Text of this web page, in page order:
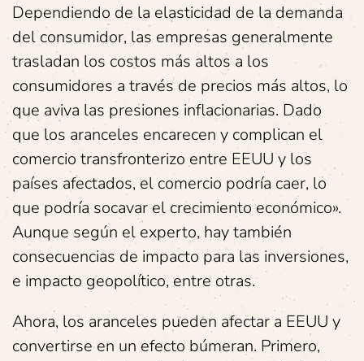
Dependiendo de la elasticidad de la demanda
del consumidor, las empresas generalmente
trasladan los costos más altos a los
consumidores a través de precios más altos, lo
que aviva las presiones inflacionarias. Dado
que los aranceles encarecen y complican el
comercio transfronterizo entre EEUU y los
países afectados, el comercio podría caer, lo
que podría socavar el crecimiento económico».
Aunque según el experto, hay también
consecuencias de impacto para las inversiones,
e impacto geopolítico, entre otras.
Ahora, los aranceles pueden afectar a EEUU y
convertirse en un efecto búmeran. Primero,